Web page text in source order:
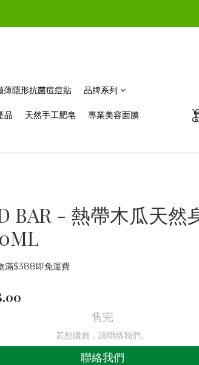
隱形抗菌痘痘貼 品牌系列
品 天然手工肥皂 專業美容面膜
BAR - 熱帶木瓜天然
滿$388即免運費
售完
若想購買，請聯絡我們。
聯絡我們